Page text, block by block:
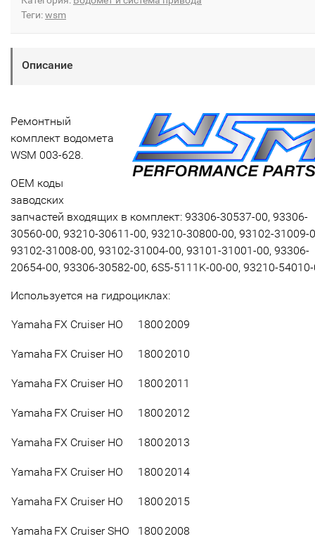
Теги:wsm
Описание
Ремонтный
комплект водомета
WSM 003-628.
OEM коды
заводских
запчастей входящих в комплект: 93306-30537-00, 93306-
30560-00, 93210-30611-00, 93210-30800-00, 93102-31009-
93102-31008-00, 93102-31004-00, 93101-31001-00, 93306-
20654-00, 93306-30582-00, 6S5-5111K-00-00, 93210-
Используется на гидроциклах:
Yamaha FX Cruiser HO 1800 2009
Yamaha FX Cruiser HO 1800 2010
Yamaha FX Cruiser HO 1800 2011
Yamaha FX Cruiser HO 1800 2012
Yamaha FX Cruiser HO 1800 2013
Yamaha FX Cruiser HO 1800 2014
Yamaha FX Cruiser HO 1800 2015
Yamaha FX Cruiser SHO 1800 2008